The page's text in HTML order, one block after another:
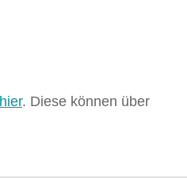
hier. Diese können über